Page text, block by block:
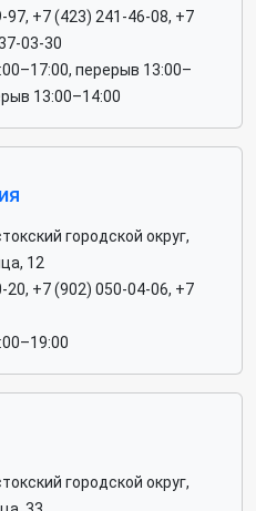
97, +7 (423) 241-46-08, +7
03-30
перерыв 13:00–
13:00–14:00
городской округ,
12
20, +7 (902) 050-04-06, +7
городской округ,